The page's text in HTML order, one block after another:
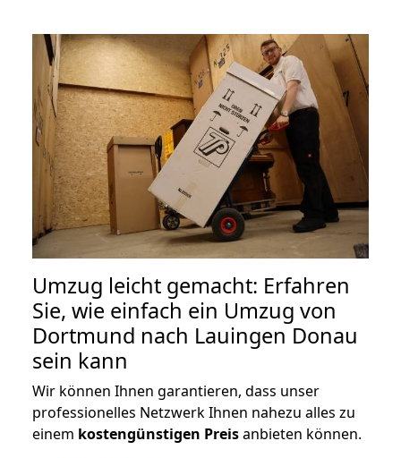
Umzug leicht gemacht: Erfahren
Sie, wie einfach ein Umzug von
Dortmund nach Lauingen Donau
sein kann
Wir können Ihnen garantieren, dass unser
professionelles Netzwerk Ihnen nahezu alles zu
einem kostengünstigen Preisanbieten können.